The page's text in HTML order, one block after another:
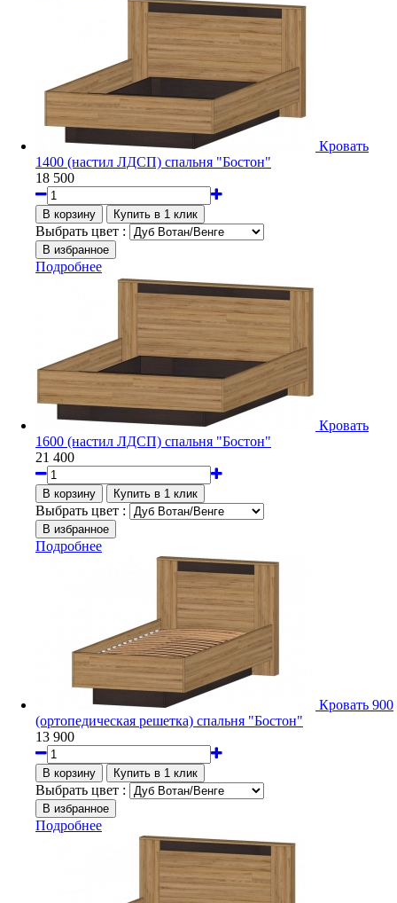
Кровать
1400 (настил ЛДСП) спальня "Бостон"
18 500
Выбрать цвет :
Подробнее
Кровать
1600 (настил ЛДСП) спальня "Бостон"
21 400
Выбрать цвет :
Подробнее
Кровать 900
(ортопедическая решетка) спальня "Бостон"
13 900
Выбрать цвет :
Подробнее